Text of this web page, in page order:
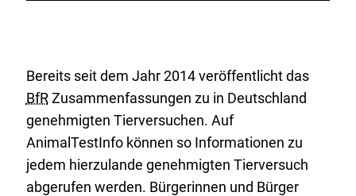
r
L
i
n
k
:
Bereits seit dem Jahr 2014 veröffentlicht das
BfRZusammenfassungen zu in Deutschland
genehmigten Tierversuchen. Auf
AnimalTestInfo können so Informationen zu
jedem hierzulande genehmigten Tierversuch
abgerufen werden. Bürgerinnen und Bürger